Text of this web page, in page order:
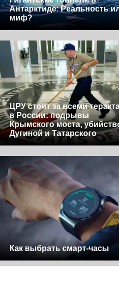
Антарктиде: Реальность
миф?
ЦРУ стоит за всеми
в России: подрывы
Крымского моста,
Дугиной и Татарского
Как выбрать смарт-часы